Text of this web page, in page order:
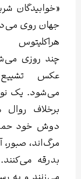
«خوابیدگان
جهان روی
هراکلیتوس
چند روزی
عکس
می‌شود. یک
برخلاف
دوش خود حمل
مرگ‌اند،
بدرقه